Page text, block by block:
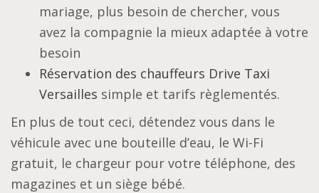
mariage, plus besoin de chercher, vous
avez la compagnie la mieux adaptée à votre
besoin
Réservation des chauffeurs Drive Taxi
Versailles simple et tarifs règlementés.
En plus de tout ceci, détendez vous dans le
véhicule avec une bouteille d’eau, le Wi-Fi
gratuit, le chargeur pour votre téléphone, des
magazines et un siège bébé.